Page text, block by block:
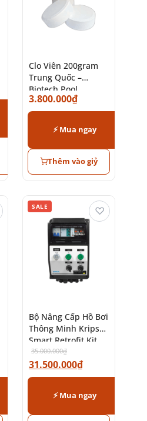
Clo Viên 200gram
Trung Quốc –
Biotech Pool
3.800.000₫
⚡ Mua ngay
Thêm vào giỷ
SALE
Bộ Nâng Cấp Hồ Bơi
Thông Minh Kripsol
Smart Retrofit Kit
35.000.000₫
31.500.000₫
⚡ Mua ngay
♡